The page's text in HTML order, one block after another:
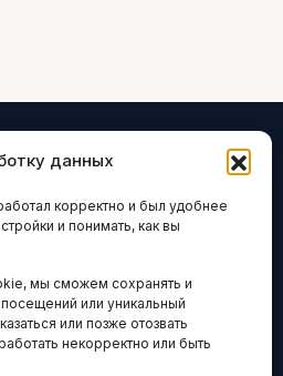
данных
корректно и был удобнее
и понимать, как вы
мы сможем сохранять и
или уникальный
или позже отозвать
некорректно или быть
IN
материалов